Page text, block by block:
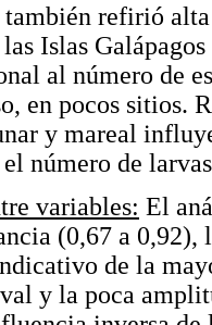
refirió alta
Islas
al número de
en pocos sitios.
y mareal
número de
variables: El
(0,67 a
de la
y la poca